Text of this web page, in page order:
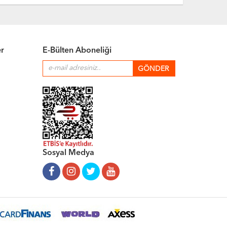
E-Bülten Aboneliği
Sosyal Medya